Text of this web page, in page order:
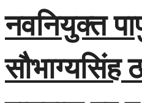
नवनियुक्त
सौभाग्यसिंह